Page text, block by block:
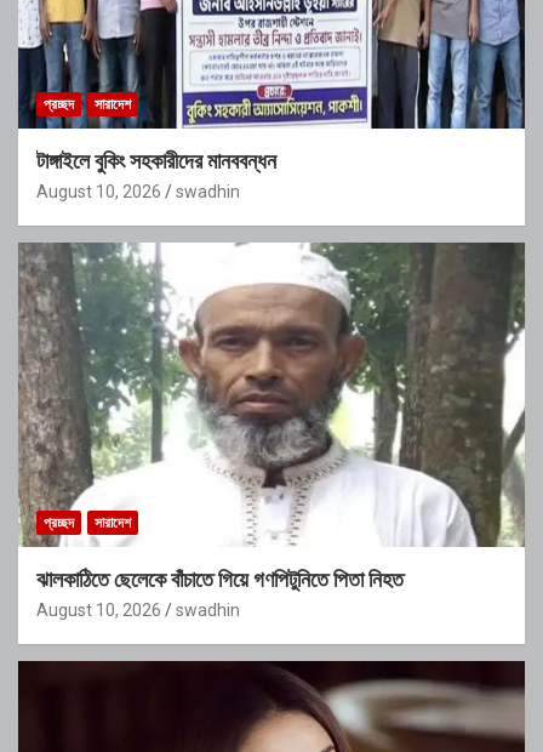
প্রচ্ছদ সারাদেশ
টাঙ্গাইলে বুকিং সহকারীদের মানববন্ধন
August 10, 2026 swadhin
প্রচ্ছদ সারাদেশ
ঝালকাঠিতে ছেলেকে বাঁচাতে গিয়ে গণপিটুনিতে পিতা নিহত
August 10, 2026 swadhin